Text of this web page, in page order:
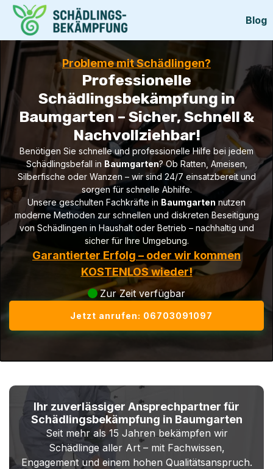
Blog
Probleme mit Schädlingen?
Professionelle
Schädlingsbekämpfung in
Baumgarten – Sicher, Schnell &
Nachvollziehbar!
Benötigen Sie schnelle und professionelle Hilfe bei jedem
Schädlingsbefall in Baumgarten? Ob Ratten, Ameisen,
Silberfische oder Wanzen – wir sind 24/7 einsatzbereit und
sorgen für schnelle Abhilfe.
Unsere geschulten Fachkräfte in Baumgarten nutzen
moderne Methoden zur schnellen und diskreten Beseitigung
von Schädlingen in Haushalt oder Betrieb – nachhaltig und
sicher für Ihre Umgebung.
Garantierter Erfolg – oder wir kommen
KOSTENLOS wieder!
Zur Zeit verfügbar
Jetzt anrufen: 06703091097
Ihr zuverlässiger Ansprechpartner für
Schädlingsbekämpfung in Baumgarten
Seit mehr als 15 Jahren bekämpfen wir
Schädlinge aller Art – mit Fachwissen,
Engagement und einem hohen Qualitätsanspruch.